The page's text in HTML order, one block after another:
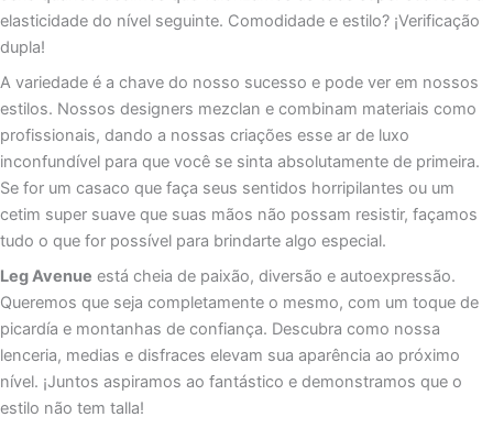
elasticidade do nível seguinte. Comodidade e estilo? ¡Verificação
dupla!
A variedade é a chave do nosso sucesso e pode ver em nossos
estilos. Nossos designers mezclan e combinam materiais como
profissionais, dando a nossas criações esse ar de luxo
inconfundível para que você se sinta absolutamente de primeira.
Se for um casaco que faça seus sentidos horripilantes ou um
cetim super suave que suas mãos não possam resistir, façamos
tudo o que for possível para brindarte algo especial.
Leg Avenue está cheia de paixão, diversão e autoexpressão.
Queremos que seja completamente o mesmo, com um toque de
picardía e montanhas de confiança. Descubra como nossa
lenceria, medias e disfraces elevam sua aparência ao próximo
nível. ¡Juntos aspiramos ao fantástico e demonstramos que o
estilo não tem talla!